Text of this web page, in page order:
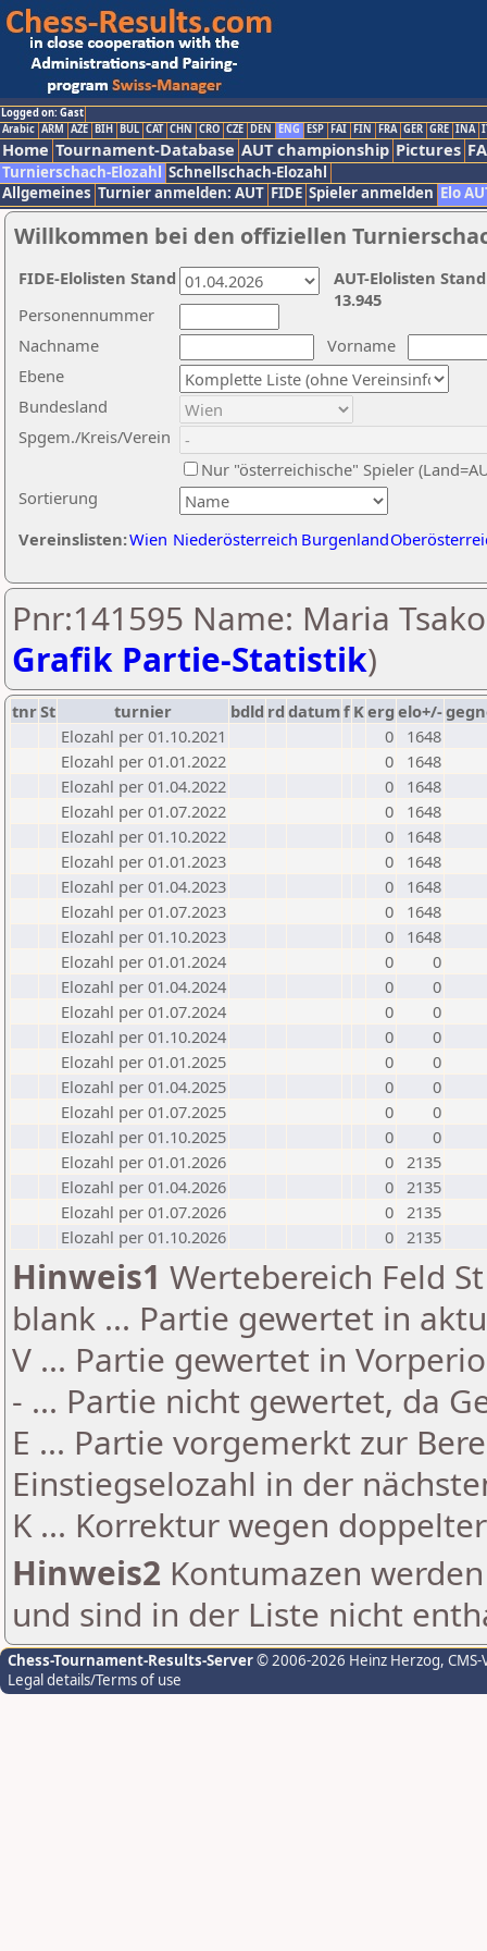
Logged on: Gast
Arabic ARM AZE BIH BUL CAT CHN CRO CZE DEN ENG ESP FAI FIN FRA GER GRE INA
Home Tournament-Database AUT championship Pictures
Turnierschach-Elozahl Schnellschach-Elozahl
Allgemeines Turnier anmelden: AUT FIDE Spieler anmelden Elo
Willkommen bei den offiziellen
Nachname
Vorname
Ebene
Sortierung
Personennummer
Bundesland
Spgem./Kreis/Verein
Nur "österreichische" Spieler
Vereinslisten:Wien Niederösterreich Burgenland
AUT-Elolisten
13.945
FIDE-Elolisten Stand
Pnr:141595 Name: Maria
Grafik Partie-Statistik)
tnrSt turnier bdld rd datumf Kerg elo+/-
Elozahl per 01.10.2021
0
1648
Elozahl per 01.01.2022
0
1648
Elozahl per 01.04.2022
0
1648
Elozahl per 01.07.2022
0
1648
Elozahl per 01.10.2022
0
1648
Elozahl per 01.01.2023
0
1648
Elozahl per 01.04.2023
0
1648
Elozahl per 01.07.2023
0
1648
Elozahl per 01.10.2023
0
1648
Elozahl per 01.01.2024
0
0
Elozahl per 01.04.2024
0
0
Elozahl per 01.07.2024
0
0
Elozahl per 01.10.2024
0
0
Elozahl per 01.01.2025
0
0
Elozahl per 01.04.2025
0
0
Elozahl per 01.07.2025
0
0
Elozahl per 01.10.2025
0
0
Elozahl per 01.01.2026
0 2135
Elozahl per 01.04.2026
0 2135
Elozahl per 01.07.2026
0 2135
Elozahl per 01.10.2026
0 2135
Hinweis1 Wertebereich Feld
blank ... Partie gewertet in
V ... Partie gewertet in
- ... Partie nicht gewertet, da
E ... Partie vorgemerkt zur
Einstiegselozahl in der
K ... Korrektur wegen
Hinweis2 Kontumazen
und sind in der Liste nicht
Chess-Tournament-Results-Server© 2006-2026 Heinz Herzog,
Legal details/Terms of use